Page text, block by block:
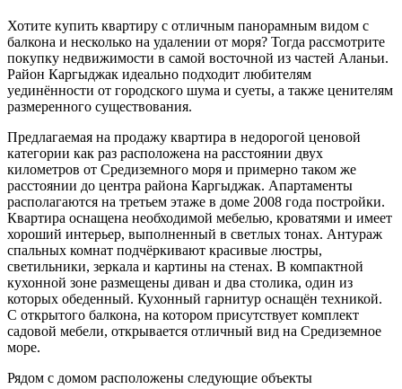
Хотите купить квартиру с отличным панорамным видом с
балкона и несколько на удалении от моря? Тогда рассмотрите
покупку недвижимости в самой восточной из частей Аланьи.
Район Каргыджак идеально подходит любителям
уединённости от городского шума и суеты, а также ценителям
размеренного существования.
Предлагаемая на продажу квартира в недорогой ценовой
категории как раз расположена на расстоянии двух
километров от Средиземного моря и примерно таком же
расстоянии до центра района Каргыджак. Апартаменты
располагаются на третьем этаже в доме 2008 года постройки.
Квартира оснащена необходимой мебелью, кроватями и имеет
хороший интерьер, выполненный в светлых тонах. Антураж
спальных комнат подчёркивают красивые люстры,
светильники, зеркала и картины на стенах. В компактной
кухонной зоне размещены диван и два столика, один из
которых обеденный. Кухонный гарнитур оснащён техникой.
С открытого балкона, на котором присутствует комплект
садовой мебели, открывается отличный вид на Средиземное
море.
Рядом с домом расположены следующие объекты